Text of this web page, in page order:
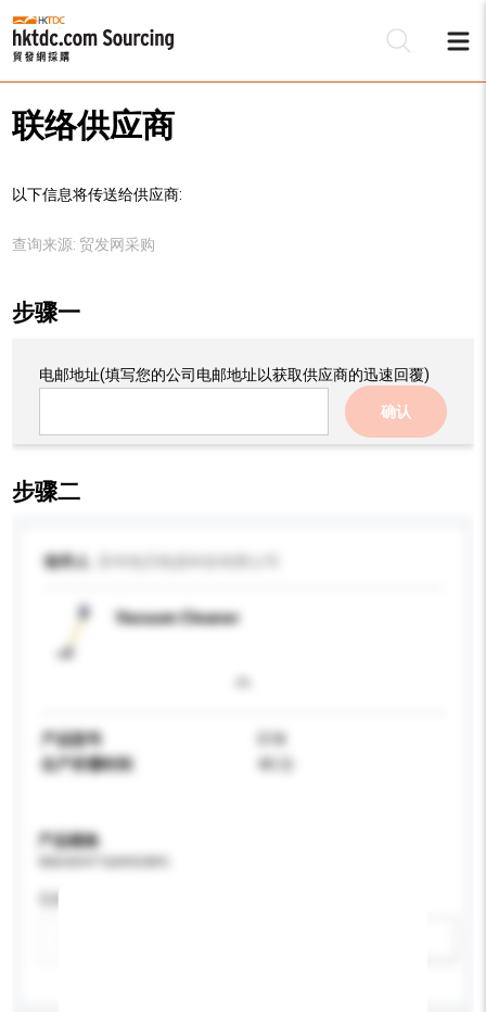
联络供应商
以下信息将传送给供应商:
查询来源: 贸发网采购
步骤一
电邮地址(填写您的公司电邮地址以获取供应商的迅速回覆)
确认
步骤二
收件人
Vacuum Cleaner
产品型号
D18
生产所需时间
40 日
产品规格